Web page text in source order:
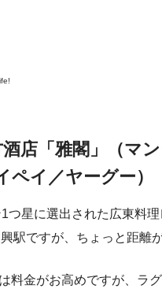
店「雅閣」（マ
ペイ／ヤーグー）
つ星に選出された広東料理
駅ですが、ちょっと距離
料金がお高めですが、ラ